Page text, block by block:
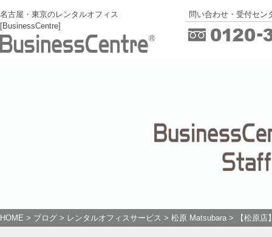
名古屋・東京のレンタルオフィス
[BusinessCentre]
問い合わせ・受付セン
HOME > ブログ > レンタルオフィスサービス > 松原 Matsubara > 【松原